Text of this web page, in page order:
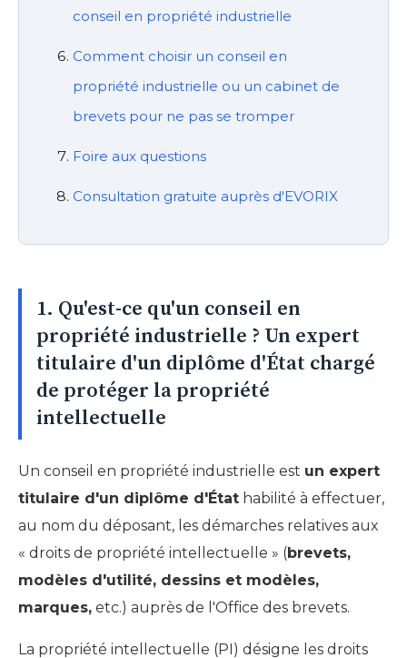
conseil en propriété industrielle
Comment choisir un conseil en
propriété industrielle ou un cabinet de
brevets pour ne pas se tromper
Foire aux questions
Consultation gratuite auprès d'EVORIX
1. Qu'est-ce qu'un conseil en
propriété industrielle ? Un expert
titulaire d'un diplôme d'État chargé
de protéger la propriété
intellectuelle
Un conseil en propriété industrielle est un expert
titulaire d'un diplôme d'État habilité à effectuer,
au nom du déposant, les démarches relatives aux
« droits de propriété intellectuelle » (brevets,
modèles d'utilité, dessins et modèles,
marques, etc.) auprès de l'Office des brevets.
La propriété intellectuelle (PI) désigne les droits